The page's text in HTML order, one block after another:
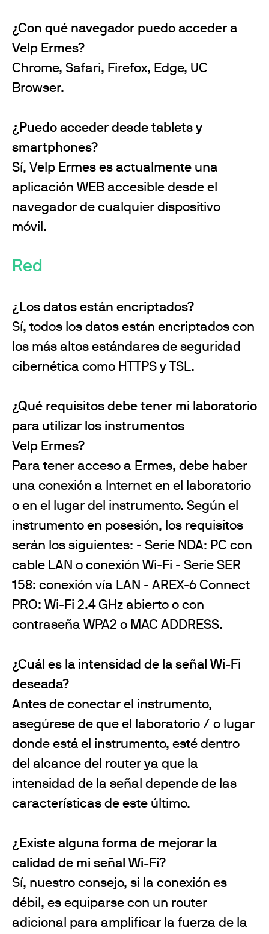
¿Con qué navegador puedo acceder a
Velp Ermes?
Chrome, Safari, Firefox, Edge, UC
Browser.
¿Puedo acceder desde tablets y
smartphones?
Sí, Velp Ermes es actualmente una
aplicación WEB accesible desde el
navegador de cualquier dispositivo
móvil.
Red
¿Los datos están encriptados?
Sí, todos los datos están encriptados con
los más altos estándares de seguridad
cibernética como HTTPS y TSL.
¿Qué requisitos debe tener mi laboratorio
para utilizar los instrumentos
Velp Ermes?
Para tener acceso a Ermes, debe haber
una conexión a Internet en el laboratorio
o en el lugar del instrumento. Según el
instrumento en posesión, los requisitos
serán los siguientes: - Serie NDA: PC con
cable LAN o conexión Wi-Fi - Serie SER
158: conexión vía LAN - AREX-6 Connect
PRO: Wi-Fi 2.4 GHz abierto o con
contraseña WPA2 o MAC ADDRESS.
¿Cuál es la intensidad de la señal Wi-Fi
deseada?
Antes de conectar el instrumento,
asegúrese de que el laboratorio / o lugar
donde está el instrumento, esté dentro
del alcance del router ya que la
intensidad de la señal depende de las
características de este último.
¿Existe alguna forma de mejorar la
calidad de mi señal Wi-Fi?
Sí, nuestro consejo, si la conexión es
débil, es equiparse con un router
adicional para amplificar la fuerza de la